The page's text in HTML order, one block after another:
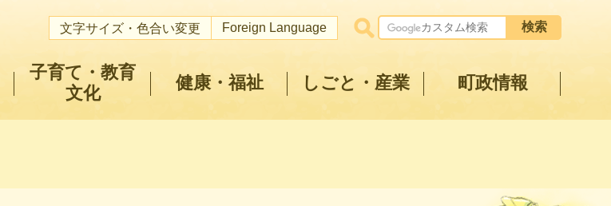
文字サイズ・色合い変更 Foreign Language
子育て・教育
文化
健康・福祉 しごと・産業 町政情報